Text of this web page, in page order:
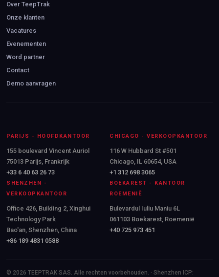
Over TeepTrak
Onze klanten
Vacatures
Evenementen
Word partner
Contact
Demo aanvragen
PARIJS - HOOFDKANTOOR
155 boulevard Vincent Auriol
75013 Parijs, Frankrijk
+33 6 40 63 26 73
CHICAGO - VERKOOPKANTOOR
116 W Hubbard St #501
Chicago, IL 60654, USA
+1 312 698 3065
SHENZHEN -
VERKOOPKANTOOR
Office 426, Building 2, Xinghui
Technology Park
Bao'an, Shenzhen, China
+86 189 4831 0588
BOEKAREST - KANTOOR
ROEMENIË
Bulevardul Iuliu Maniu 6L
061103 Boekarest, Roemenië
+40 725 973 451
© 2026 TEEPTRAK SAS. Alle rechten voorbehouden. · Shenzhen ICP: